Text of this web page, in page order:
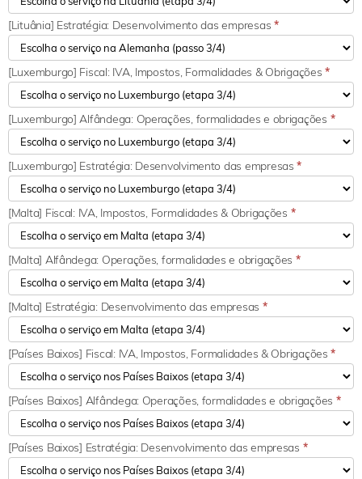
[Lituânia] Estratégia: Desenvolvimento das empresas *
[Luxemburgo] Fiscal: IVA, Impostos, Formalidades & Obrigações*
[Luxemburgo] Alfândega: Operações, formalidades e obrigações *
[Luxemburgo] Estratégia: Desenvolvimento das empresas*
[Malta] Fiscal: IVA, Impostos, Formalidades & Obrigações *
[Malta] Alfândega: Operações, formalidades e obrigações *
[Malta] Estratégia: Desenvolvimento das empresas *
[Países Baixos] Fiscal: IVA, Impostos, Formalidades & Obrigações*
[Países Baixos] Alfândega: Operações, formalidades e obrigações *
[Países Baixos] Estratégia: Desenvolvimento das empresas *